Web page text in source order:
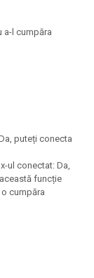
a-l cumpăra
puteți conecta
ul conectat: Da,
funcție
cumpăra